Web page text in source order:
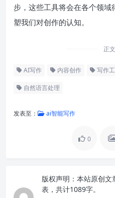
步，这些工具将会在各个领
塑我们对创作的认知。
正
AI写作 内容创作 写作
自然语言处理
发表至： ai智能写作
0
版权声明： 本站原创文
表，共计1089字。